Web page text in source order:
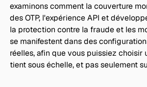
examinons comment la couverture
des OTP, l'expérience API et
la protection contre la fraude et les
se manifestent dans des
réelles, afin que vous puissiez choisir
tient sous échelle, et pas seulement